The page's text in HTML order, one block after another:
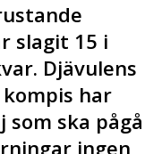
slagit 15 i
Djävulens
kompis har
ska pågå
ingen